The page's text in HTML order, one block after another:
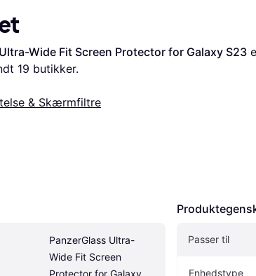
Wide Fit Screen Protector for Galaxy S23
19 butikker.
& Skærmfiltre
PanzerGlass Ultra-
Wide Fit Screen
Protector for Galaxy
Passer til
Enhedstype